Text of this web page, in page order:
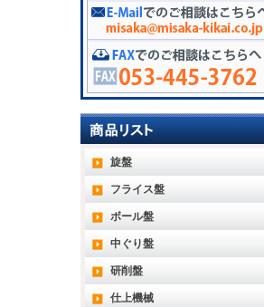
旋盤
フライス盤
ボール盤
中ぐり盤
研削盤
仕上機械